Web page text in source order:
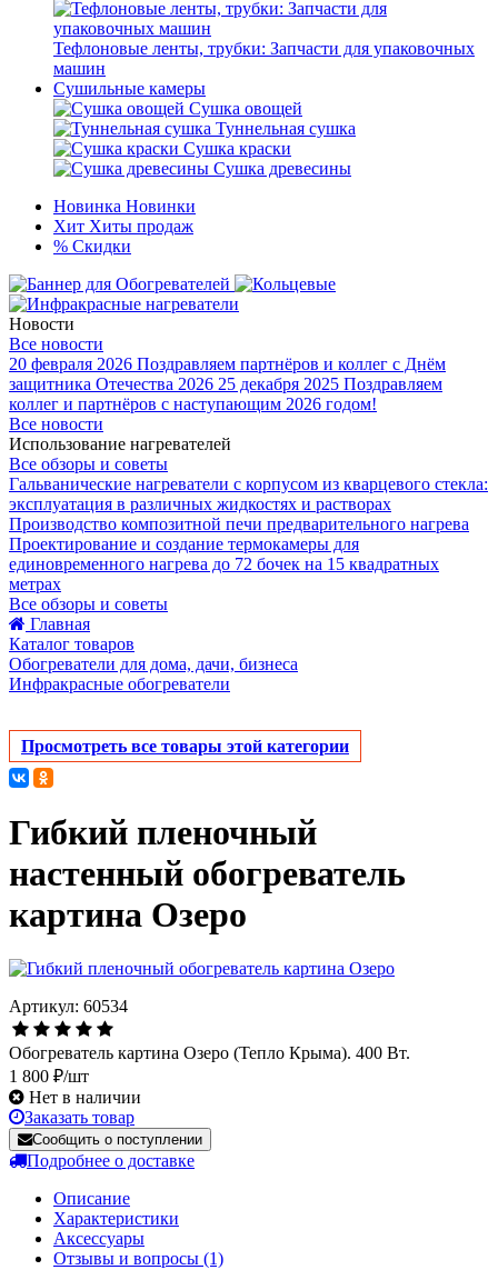
Тефлоновые ленты, трубки: Запчасти для упаковочных
машин
Сушильные камеры
Сушка овощей
Туннельная сушка
Сушка краски
Сушка древесины
Новинка Новинки
Хит Хиты продаж
% Скидки
Новости
Все новости
20 февраля 2026 Поздравляем партнёров и коллег с Днём
защитника Отечества 2026 25 декабря 2025 Поздравляем
коллег и партнёров с наступающим 2026 годом!
Все новости
Использование нагревателей
Все обзоры и советы
Гальванические нагреватели с корпусом из кварцевого стекла:
эксплуатация в различных жидкостях и растворах
Производство композитной печи предварительного нагрева
Проектирование и создание термокамеры для
единовременного нагрева до 72 бочек на 15 квадратных
метрах
Все обзоры и советы
Главная
Каталог товаров
Обогреватели для дома, дачи, бизнеса
Инфракрасные обогреватели
Просмотреть все товары этой категории
Гибкий пленочный
настенный обогреватель
картина Озеро
Артикул: 60534
Обогреватель картина Озеро (Тепло Крыма). 400 Вт.
1 800 ₽/шт
Нет в наличии
Заказать товар
Сообщить о поступлении
Подробнее о доставке
Описание
Характеристики
Аксессуары
Отзывы и вопросы (1)